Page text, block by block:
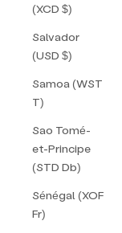
(XCD $)
Salvador
(USD $)
Samoa (WST
T)
Sao Tomé-
et-Principe
(STD Db)
Sénégal (XOF
Fr)